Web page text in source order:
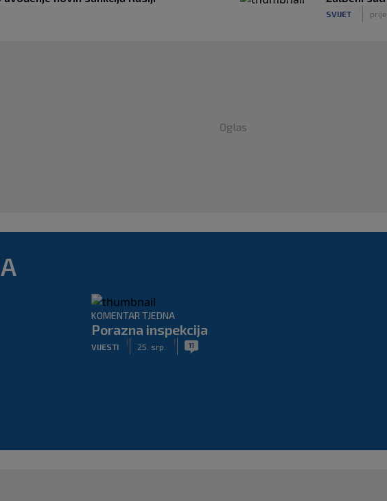
SVIJET
Oglas
KOMENTAR TJEDNA
Porazna inspekcija
VIJESTI
|
25. srp.
| 11